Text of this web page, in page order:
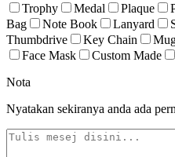
Trophy
Medal Plaque
Bag
Note Book Lanyard
Thumbdrive
Key Chain
Face Mask
Custom Made
Nota
Nyatakan sekiranya anda ada